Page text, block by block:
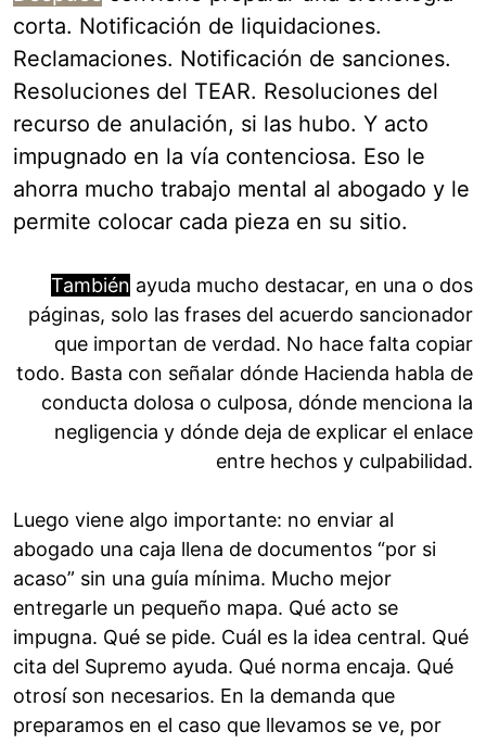
corta. Notificación de liquidaciones.
Reclamaciones. Notificación de sanciones.
Resoluciones del TEAR. Resoluciones del
recurso de anulación, si las hubo. Y acto
impugnado en la vía contenciosa. Eso le
ahorra mucho trabajo mental al abogado y le
permite colocar cada pieza en su sitio.
También ayuda mucho destacar, en una o dos
páginas, solo las frases del acuerdo sancionador
que importan de verdad. No hace falta copiar
todo. Basta con señalar dónde Hacienda habla de
conducta dolosa o culposa, dónde menciona la
negligencia y dónde deja de explicar el enlace
entre hechos y culpabilidad.
Luego viene algo importante: no enviar al
abogado una caja llena de documentos “por si
acaso” sin una guía mínima. Mucho mejor
entregarle un pequeño mapa. Qué acto se
impugna. Qué se pide. Cuál es la idea central. Qué
cita del Supremo ayuda. Qué norma encaja. Qué
otrosí son necesarios. En la demanda que
preparamos en el caso que llevamos se ve, por